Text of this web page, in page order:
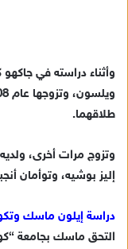
وأثناء دراسته في
طلاقهما.
إليز بوشيه، وتوأمان
دراسة إيلون ماسك
التحق ماسك بجامعة